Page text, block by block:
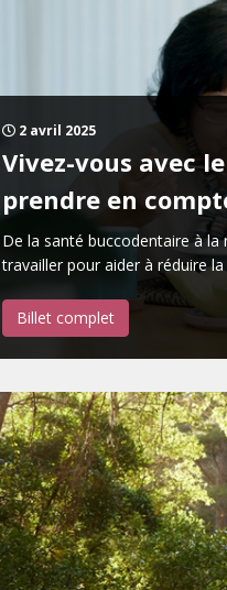
2 avril 2025
Vivez-vous avec
prendre en
De la santé buccodentaire à
travailler pour aider à réduire la
Billet complet